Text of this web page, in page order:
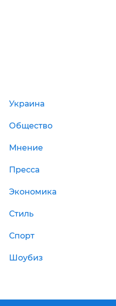
Украина
Общество
Мнение
Пресса
Экономика
Стиль
Спорт
Шоубиз